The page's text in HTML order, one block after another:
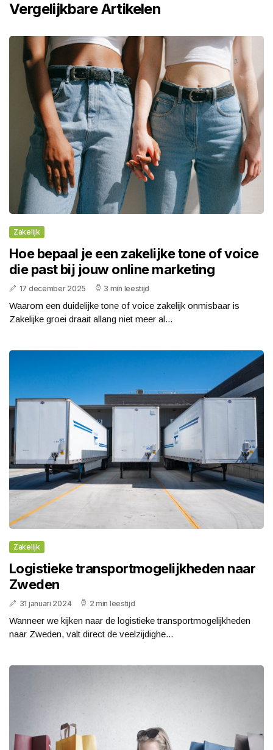
Vergelijkbare Artikelen
Zakelijk
Hoe bepaal je een zakelijke tone of voice
die past bij jouw online marketing
17 december 2025 3 min leestijd
Waarom een duidelijke tone of voice zakelijk onmisbaar is
Zakelijke groei draait allang niet meer al...
Zakelijk
Logistieke transportmogelijkheden naar
Zweden
31 januari 2024 2 min leestijd
Wanneer we kijken naar de logistieke transportmogelijkheden
naar Zweden, valt direct de veelzijdighe...